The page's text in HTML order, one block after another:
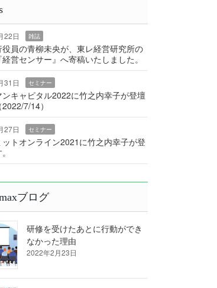
22日 雑誌
員の青柳未央が、東レ経営研究所の
営センサー』へ寄稿いたしました。
31日 セミナー
ンキャピタル2022に竹之内幸子が登壇
7/14）
27日 セミナー
トオンライン2021に竹之内幸子が登
ブログ
研修を受けたあとに行動ができ
なかった理由
2022年2月23日